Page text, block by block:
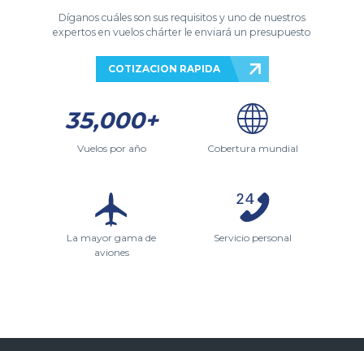
Díganos cuáles son sus requisitos y uno de nuestros
expertos en vuelos chárter le enviará un presupuesto
COTIZACION RAPIDA
35,000+
Vuelos por año Cobertura mundial
La mayor gama de
aviones
Servicio personal